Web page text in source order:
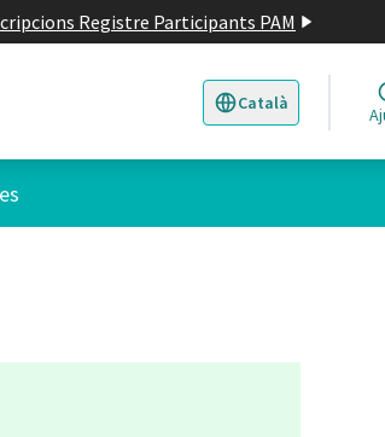
Registre Participants PAM
Català
Triar la llengua Elegir